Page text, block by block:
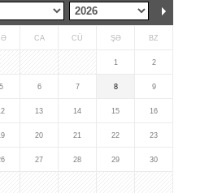
CA CÜ ŞƏ BZ
1 2
5 6 7 8 9
13 14 15 16
20 21 22 23
27 28 29 30